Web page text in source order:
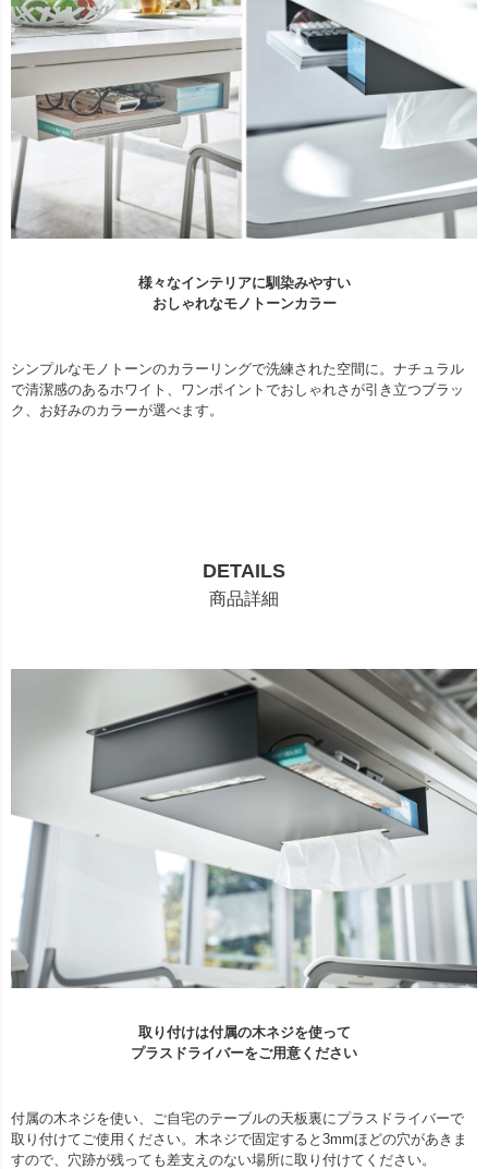
様々なインテリアに馴染みやすい
おしゃれなモノトーンカラー
シンプルなモノトーンのカラーリングで洗練された空間に。ナチュラル
で清潔感のあるホワイト、ワンポイントでおしゃれさが引き立つブラッ
ク、お好みのカラーが選べます。
DETAILS
商品詳細
取り付けは付属の木ネジを使って
プラスドライバーをご用意ください
付属の木ネジを使い、ご自宅のテーブルの天板裏にプラスドライバーで
取り付けてご使用ください。木ネジで固定すると3mmほどの穴があきま
すので、穴跡が残っても差支えのない場所に取り付けてください。